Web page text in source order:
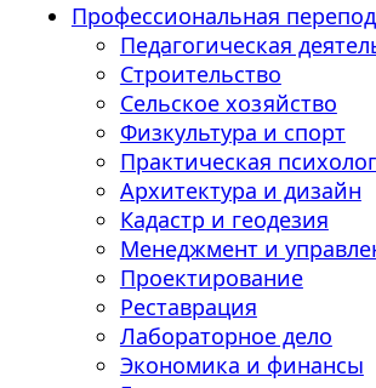
Профессиональная
Педагогическая
Строительство
Сельское хозяйство
Физкультура и спорт
Практическая
Архитектура и дизайн
Кадастр и геодезия
Менеджмент и
Проектирование
Реставрация
Лабораторное дело
Экономика и финансы